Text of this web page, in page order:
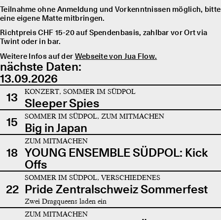
Teilnahme ohne Anmeldung und Vorkenntnissen möglich, bitte
eine eigene Matte mitbringen.
Richtpreis CHF 15-20 auf Spendenbasis, zahlbar vor Ort via
Twint oder in bar.
Weitere Infos auf der Webseite von Jua Flow.
nächste Daten:
13.09.2026
13
KONZERT, SOMMER IM SÜDPOL
Sleeper Spies
15
SOMMER IM SÜDPOL, ZUM MITMACHEN
Big in Japan
18
ZUM MITMACHEN
YOUNG ENSEMBLE SÜDPOL: Kick
Offs
22
SOMMER IM SÜDPOL, VERSCHIEDENES
Pride Zentralschweiz Sommerfest
Zwei Dragqueens laden ein
ZUM MITMACHEN